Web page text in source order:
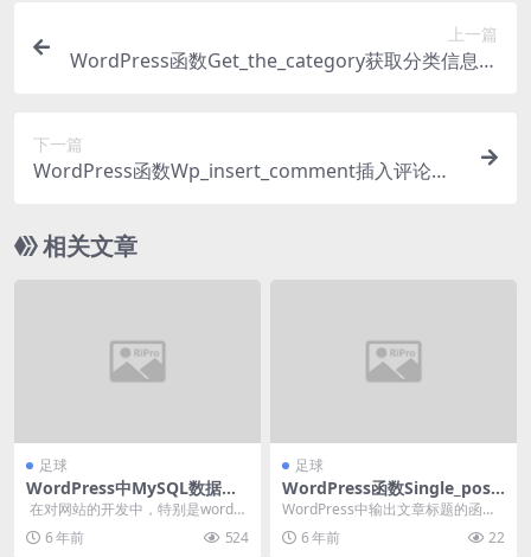
上一篇
WordPress函数Get_the_category获取分类信息详
下一篇
WordPress函数Wp_insert_comment插入评论到
相关文章
足球
WordPress中MySQL数据库
结构说明
在对网站的开发中，特别是wordpr
ess这种动态网站，就必须知道mys
ql数...6 年前 524
足球
WordPress函数Single_post_
title文章页输出文章标题
WordPress中输出文章标题的函数
有不少，方式也很多，比如the_titl
e... 6 年前 22